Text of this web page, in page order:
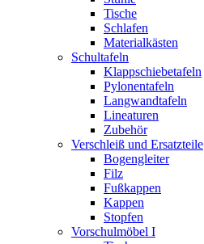
Tische
Schlafen
Materialkästen
Schultafeln
Klappschiebetafeln
Pylonentafeln
Langwandtafeln
Lineaturen
Zubehör
Verschleiß und Ersatzteile
Bogengleiter
Filz
Fußkappen
Kappen
Stopfen
Vorschulmöbel I